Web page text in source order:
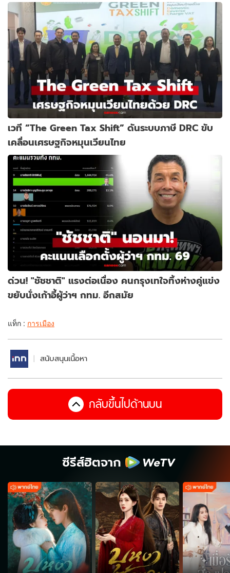
เวที “The Green Tax Shift” ดันระบบภาษี DRC ขับ
เคลื่อนเศรษฐกิจหมุนเวียนไทย
ด่วน! "ชัชชาติ" แรงต่อเนื่อง คนกรุงเทใจทิ้งห่างคู่แข่ง
ขยับนั่งเก้าอี้ผู้ว่าฯ กทม. อีกสมัย
แท็ก : การเมือง
สนับสนุนเนื้อหา
กลับขึ้นไปด้านบน
ซีรีส์ฮิตจาก